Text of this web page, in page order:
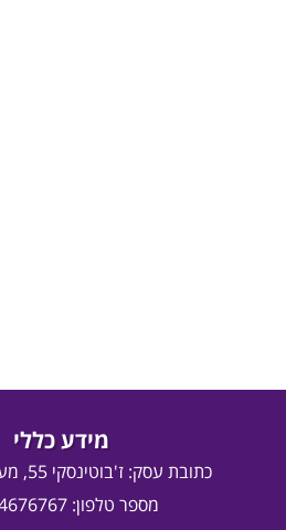
מידע כללי
כתובת עסק: ז'בוטינסקי 55, מעלות תרשיחא
מספר טלפון: 050-4676767